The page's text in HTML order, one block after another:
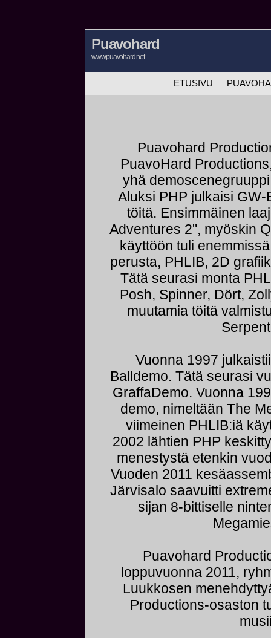
Puavohard
www.puavohard.net
ETUSIVU
Puavohard
PuavoHard
yhä
Aluksi PHP julkaisi
töitä. Ensimmäinen
Adventures 2", myöskin
käyttöön tuli
perusta, PHLIB, 2D
Tätä seurasi monta
Posh, Spinner, Dört,
muutamia töitä
Vuonna 1997
Balldemo. Tätä seurasi
GraffaDemo. Vuonna
demo, nimeltään The
viimeinen PHLIB:iä
2002 lähtien PHP
menestystä etenkin
Vuoden 2011
Järvisalo saavuitti
sijan 8-bittiselle
Puavohard
loppuvuonna 2011,
Luukkosen
Productions-osaston